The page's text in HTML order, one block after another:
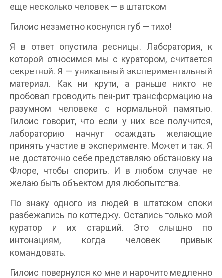
еще несколько человек — в штатском.
Гилоис незаметно коснулся губ — тихо!
Я в ответ опустила ресницы. Лаборатория, к
которой относимся мы с куратором, считается
секретной. Я — уникальный экспериментальный
материал. Как ни крути, а раньше никто не
пробовал проводить пен-рит трансформацию на
разумном человеке с нормальной памятью.
Гилоис говорит, что если у них все получится,
лабораторию начнут осаждать желающие
принять участие в эксперименте. Может и так. Я
не достаточно себе представляю обстановку на
Флоре, чтобы спорить. И в любом случае не
желаю быть объектом для любопытства.
По знаку одного из людей в штатском споки
разбежались по коттеджу. Остались только мой
куратор и их старший. Это слышно по
интонациям, когда человек привык
командовать.
Гилоис повернулся ко мне и нарочито медленно